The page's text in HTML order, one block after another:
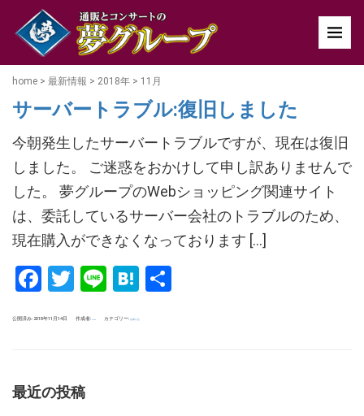
home > 最新情報 > 2018年 > 11月
サーバートラブル:復旧しました
今朝発生したサーバートラブルですが、現在は復旧
しました。 ご迷惑をおかけして申し訳ありませんで
した。 夢グループのWebショッピング関連サイト
は、委託しているサーバー会社のトラブルのため、
現在購入ができなくなっております […]
Facebook
Twitter
LineHatena
公開済み: 2018年11月14日 作成者: カテゴリー: お知らせ
最近の投稿